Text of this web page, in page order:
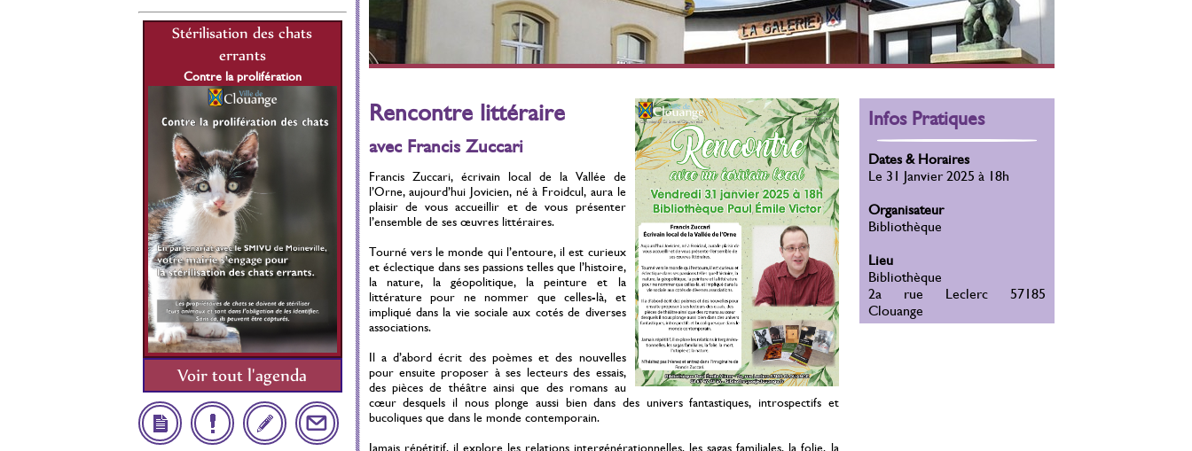
Stérilisation des chats
errants
Contre la prolifération
Du 01 Juillet 2021 au 31
Décembre 2026
Stérilisation des chats
Décembre 2026
Stérilisation des chats
errants
Décembre 2026
Voir tout l'agenda
Rencontre littéraire
avec Francis Zuccari
Francis Zuccari, écrivain local de la Vallée de
l’Orne, aujourd’hui Jovicien, né à Froidcul, aura le
plaisir de vous accueillir et de vous présenter
l’ensemble de ses œuvres littéraires.
Tourné vers le monde qui l’entoure, il est curieux
et éclectique dans ses passions telles que l’histoire,
la nature, la géopolitique, la peinture et la
littérature pour ne nommer que celles-là, et
impliqué dans la vie sociale aux cotés de diverses
associations.
Il a d’abord écrit des poèmes et des nouvelles
pour ensuite proposer à ses lecteurs des essais,
des pièces de théâtre ainsi que des romans au
cœur desquels il nous plonge aussi bien dans des univers fantastiques, introspectifs et
bucoliques que dans le monde contemporain.
Infos Pratiques
Dates & Horaires
Le 31 Janvier 2025 à 18h
Organisateur
Bibliothèque
Lieu
Bibliothèque
2a rue Leclerc 57185
Clouange